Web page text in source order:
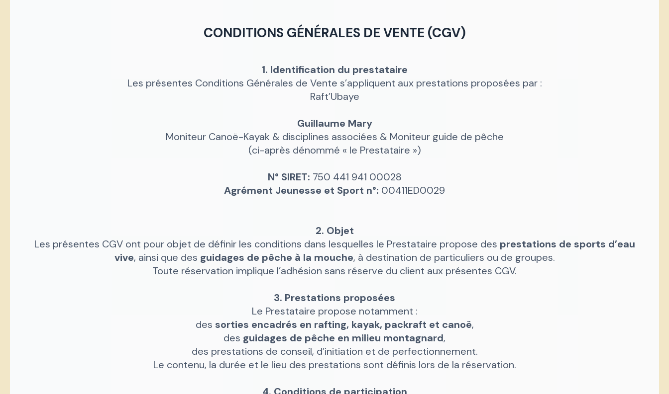
CONDITIONS GÉNÉRALES DE VENTE (CGV)
1. Identification du prestataire
Les présentes Conditions Générales de Vente s’appliquent aux prestations proposées par :
Raft’Ubaye
Guillaume Mary
Moniteur Canoë-Kayak & disciplines associées & Moniteur guide de pêche
(ci-après dénommé « le Prestataire »)
N° SIRET: 750 441 941 00028
Agrément Jeunesse et Sport n°: 00411ED0029
2. Objet
Les présentes CGV ont pour objet de définir les conditions dans lesquelles le Prestataire propose des prestations de sports d’eau
vive, ainsi que des guidages de pêche à la mouche, à destination de particuliers ou de groupes.
Toute réservation implique l’adhésion sans réserve du client aux présentes CGV.
3. Prestations proposées
Le Prestataire propose notamment :
des sorties encadrés en rafting, kayak, packraft et canoë,
des guidages de pêche en milieu montagnard,
des prestations de conseil, d’initiation et de perfectionnement.
Le contenu, la durée et le lieu des prestations sont définis lors de la réservation.